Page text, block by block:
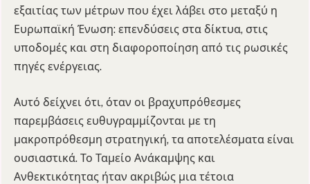
εξαιτίας των μέτρων που έχει λάβει στο μεταξύ η
Ευρωπαϊκή Ένωση: επενδύσεις στα δίκτυα, στις
υποδομές και στη διαφοροποίηση από τις ρωσικές
πηγές ενέργειας.
Αυτό δείχνει ότι, όταν οι βραχυπρόθεσμες
παρεμβάσεις ευθυγραμμίζονται με τη
μακροπρόθεσμη στρατηγική, τα αποτελέσματα είναι
ουσιαστικά. Το Ταμείο Ανάκαμψης και
Ανθεκτικότητας ήταν ακριβώς μια τέτοια